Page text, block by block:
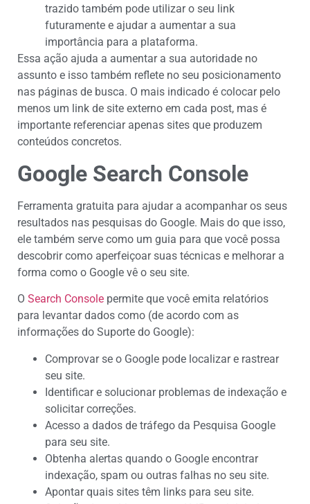
trazido também pode utilizar o seu link
futuramente e ajudar a aumentar a sua
importância para a plataforma.
Essa ação ajuda a aumentar a sua autoridade no
assunto e isso também reflete no seu posicionamento
nas páginas de busca. O mais indicado é colocar pelo
menos um link de site externo em cada post, mas é
importante referenciar apenas sites que produzem
conteúdos concretos.
Google Search Console
Ferramenta gratuita para ajudar a acompanhar os seus
resultados nas pesquisas do Google. Mais do que isso,
ele também serve como um guia para que você possa
descobrir como aperfeiçoar suas técnicas e melhorar a
forma como o Google vê o seu site.
O Search Console permite que você emita relatórios
para levantar dados como (de acordo com as
informações do Suporte do Google):
Comprovar se o Google pode localizar e rastrear
seu site.
Identificar e solucionar problemas de indexação e
solicitar correções.
Acesso a dados de tráfego da Pesquisa Google
para seu site.
Obtenha alertas quando o Google encontrar
indexação, spam ou outras falhas no seu site.
Apontar quais sites têm links para seu site.